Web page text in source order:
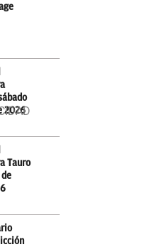
2026
Tauro
de